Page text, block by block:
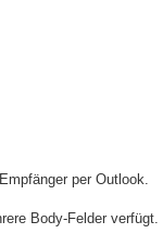
per Outlook.
Body-Felder